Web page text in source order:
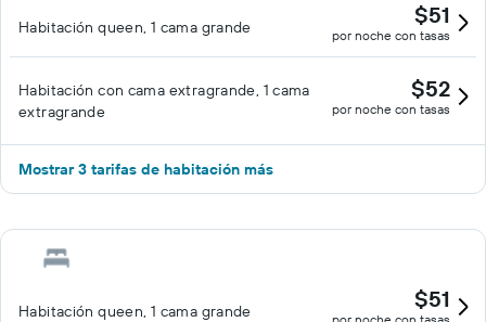
Habitación queen, 1 cama grande $51
por noche con tasas
Habitación con cama extragrande, 1 cama
extragrande
$52
por noche con tasas
Mostrar 3 tarifas de habitación más
Habitación queen, 1 cama grande $51